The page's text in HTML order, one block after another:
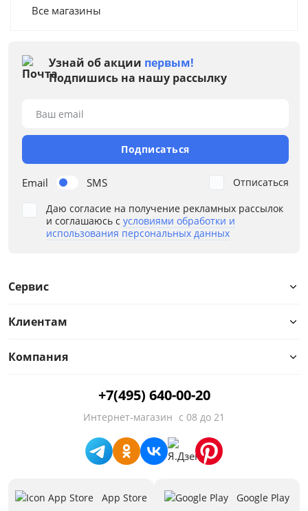
Все магазины
Узнай об акции первым!
Подпишись на нашу рассылку
Email SMS
Ваш email
Подписаться
Даю согласие на получение рекламных рассылок
и соглашаюсь с условиями обработки и
использования персональных данных
Отписаться
Сервис
Клиентам
Компания
+7(495) 640-00-20
Интернет-магазин с 08 до 21
App Store Google Play